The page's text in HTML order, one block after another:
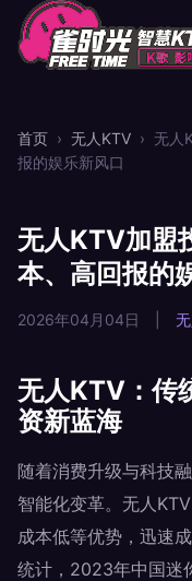
首页 › 无人KTV › 无人
报的娱乐新风口
无人KTV加盟
本、高回报的
2026年04月04日
无人KTV：传
资新蓝海
随着消费升级与科技
智能化变革。无人
成本低等优势，迅速
统计，2023年中国迷